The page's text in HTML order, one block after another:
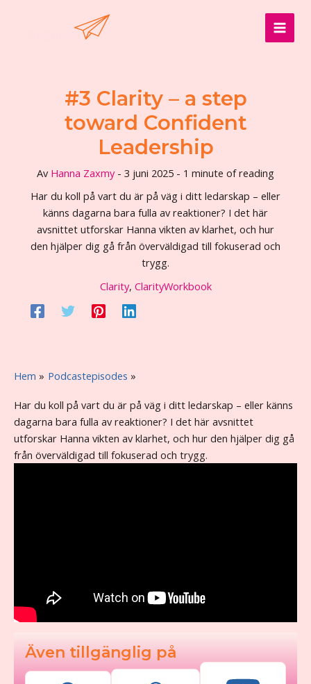
#3 Clarity – a step
toward Confident
Leadership
Av Hanna Zaxmy - 3 juni 2025 - 1 minute of reading
Har du koll på vart du är på väg i ditt ledarskap – eller
känns dagarna bara fulla av reaktioner? I det här
avsnittet utforskar Hanna vikten av klarhet, och hur
den hjälper dig gå från överväldigad till fokuserad och
trygg.
Clarity, ClarityWorkbook
Hem
Podcastepisodes
Har du koll på vart du är på väg i ditt ledarskap – eller känns
dagarna bara fulla av reaktioner? I det här avsnittet
utforskar Hanna vikten av klarhet, och hur den hjälper dig gå
från överväldigad till fokuserad och trygg.
Även tillgänglig på